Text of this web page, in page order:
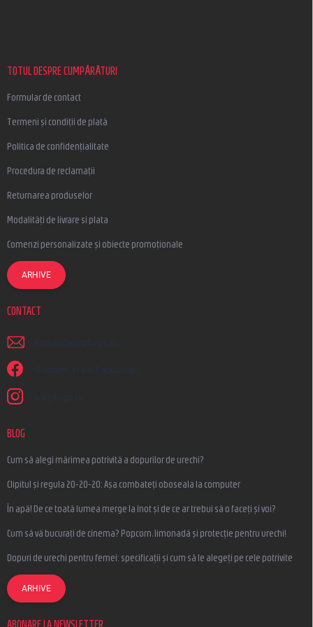
TOTUL DESPRE CUMPĂRĂTURI
Formular de contact
Termeni și condiții de plată
Politica de confidențialitate
Procedura de reclamații
Returnarea produselor
Modalități de livrare si plata
Comenzi personalizate și obiecte promoționale
ARHIVE
CONTACT
scrieti @ earplugs.ro
Suntem și pe Facebook!
earplugs.ro
BLOG
Cum să alegi mărimea potrivită a dopurilor de urechi?
Clipitul și regula 20-20-20: Așa combateți oboseala la computer
În apă! De ce toată lumea merge la înot și de ce ar trebui să o faceți și voi?
Cum să vă bucurați de cinema? Popcorn, limonadă și protecție pentru urechi!
Dopuri de urechi pentru femei: specificații și cum să le alegeți pe cele potrivite
ARHIVE
ABONARE LA NEWSLETTER